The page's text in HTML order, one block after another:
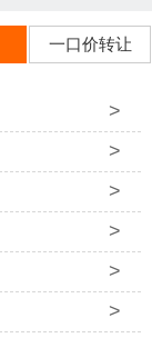
一口价转让
>
>
>
>
>
>